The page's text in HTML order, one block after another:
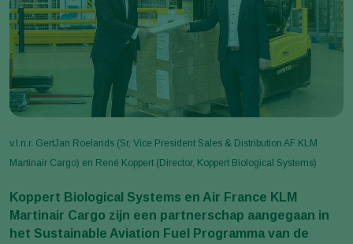
v.l.n.r. GertJan Roelands (Sr, Vice President Sales & Distribution AF KLM
Martinair Cargo) en René Koppert (Director, Koppert Biological Systems)
Koppert Biological Systems en Air France KLM
Martinair Cargo zijn een partnerschap aangegaan in
het Sustainable Aviation Fuel Programma van de